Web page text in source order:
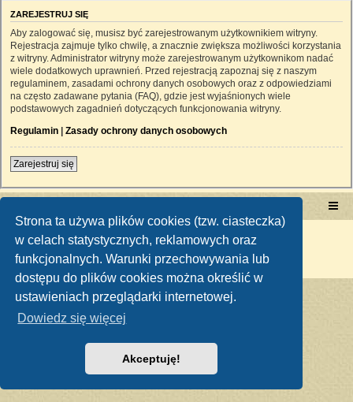
Strona ta używa plików cookies (tzw. ciasteczka)
w celach statystycznych, reklamowych oraz
funkcjonalnych. Warunki przechowywania lub
dostępu do plików cookies można określić w
ustawieniach przeglądarki internetowej.
Dowiedz się więcej
Akceptuję!
ZAREJESTRUJ SIĘ
Aby zalogować się, musisz być zarejestrowanym użytkownikiem witryny.
Rejestracja zajmuje tylko chwilę, a znacznie zwiększa możliwości korzystania
z witryny. Administrator witryny może zarejestrowanym użytkownikom nadać
wiele dodatkowych uprawnień. Przed rejestracją zapoznaj się z naszym
regulaminem, zasadami ochrony danych osobowych oraz z odpowiedziami
na często zadawane pytania (FAQ), gdzie jest wyjaśnionych wiele
podstawowych zagadnień dotyczących funkcjonowania witryny.
Regulamin | Zasady ochrony danych osobowych
Zarejestruj się
Technologię dostarcza phpBB ® Forum Software © phpBB Limited
Polski pakiet językowy dostarcza
Zasady ochrony danych osobowych|Regulamin